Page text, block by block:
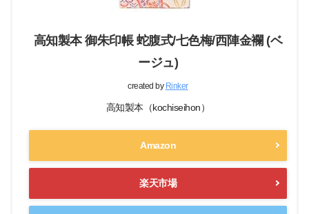
高知製本 御朱印帳 蛇腹式/七色梅/西陣金襴 (ベ
ージュ)
created by Rinker
高知製本（kochiseihon）
Amazon
楽天市場